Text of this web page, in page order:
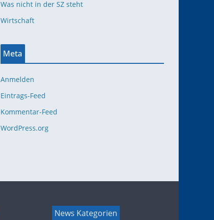
Was nicht in der SZ steht
Wirtschaft
Meta
Anmelden
Eintrags-Feed
Kommentar-Feed
WordPress.org
News Kategorien